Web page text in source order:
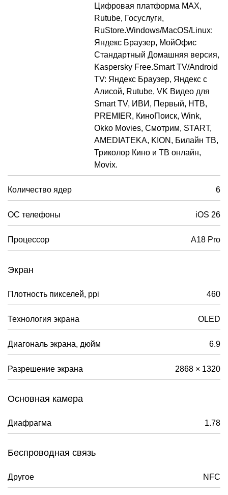
Цифровая платформа MAX,
Rutube, Госуслуги,
RuStore.Windows/MacOS/Linux:
Яндекс Браузер, МойОфис
Стандартный Домашняя версия,
Kaspersky Free.Smart TV/Android
TV: Яндекс Браузер, Яндекс с
Алисой, Rutube, VK Видео для
Smart TV, ИВИ, Первый, НТВ,
PREMIER, КиноПоиск, Wink,
Okko Movies, Смотрим, START,
AMEDIATEKA, KION, Билайн ТВ,
Триколор Кино и ТВ онлайн,
Movix.
Количество ядер 6
ОС телефоны iOS 26
Процессор A18 Pro
Экран
Плотность пикселей, ppi 460
Технология экрана OLED
Диагональ экрана, дюйм 6.9
Разрешение экрана 2868 × 1320
Основная камера
Диафрагма 1.78
Беспроводная связь
Другое NFC